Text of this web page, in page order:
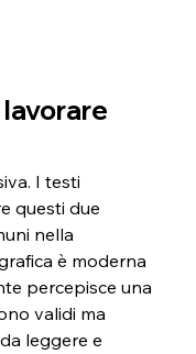
I testi
questi due
nella
è moderna
percepisce una
validi ma
leggere e